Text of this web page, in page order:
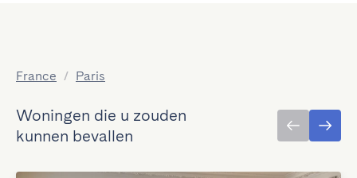
France / Paris
Woningen die u zouden
kunnen bevallen